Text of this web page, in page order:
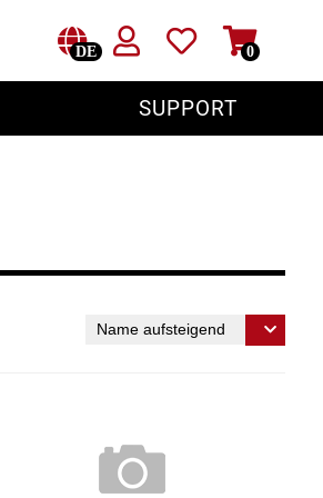
DE 0
SUPPORT